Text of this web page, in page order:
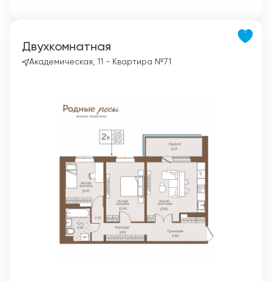
Двухкомнатная
Академическая, 11 - Квартира №71